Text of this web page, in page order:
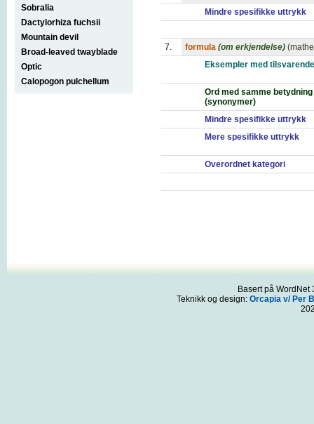
Sobralia
Dactylorhiza fuchsii
Mountain devil
Broad-leaved twayblade
Optic
Calopogon pulchellum
Mindre spesifikke uttrykk
7. formula (om erkjendelse)
Eksempler med
Ord med samme betydning
(synonymer)
Mindre spesifikke uttrykk
Mere spesifikke uttrykk
Overordnet kategori
Basert på
Teknikk og design: Orcapia v/ Per